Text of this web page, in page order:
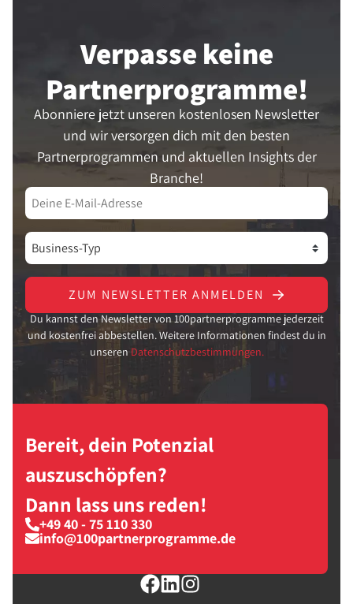
Verpasse keine
Partner­programme!
Abonniere jetzt unseren kostenlosen Newsletter
und wir versorgen dich mit den besten
Partnerprogrammen und aktuellen Insights der
Branche!
ZUM NEWSLETTER ANMELDEN
Du kannst den Newsletter von 100partnerprogramme jederzeit
und kostenfrei abbestellen. Weitere Informationen findest du in
unseren Datenschutzbestimmungen.
Bereit, dein Potenzial
auszuschöpfen?
Dann lass uns reden!
+49 40 - 75 110 330
info@100partnerprogramme.de